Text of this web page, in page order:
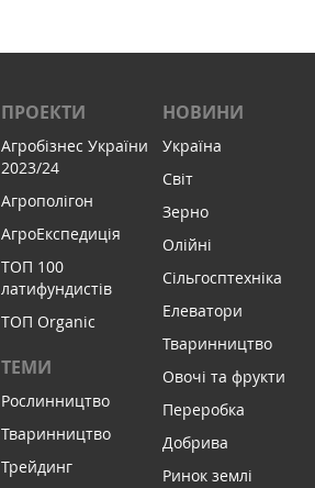
ПРОЕКТИ
Агробізнес України
2023/24
Агрополігон
АгроЕкспедиція
ТОП 100
латифундистів
ТОП Organic
ТЕМИ
Рослинництво
Тваринництво
Трейдинг
НОВИНИ
Україна
Світ
Зерно
Олійні
Сільгосптехніка
Елеватори
Тваринництво
Овочі та фрукти
Переробка
Добрива
Ринок землі